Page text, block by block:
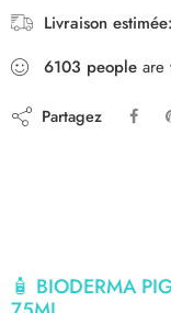
Livraison estimée:
6103 people are
Partagez
🧴 BIODERMA